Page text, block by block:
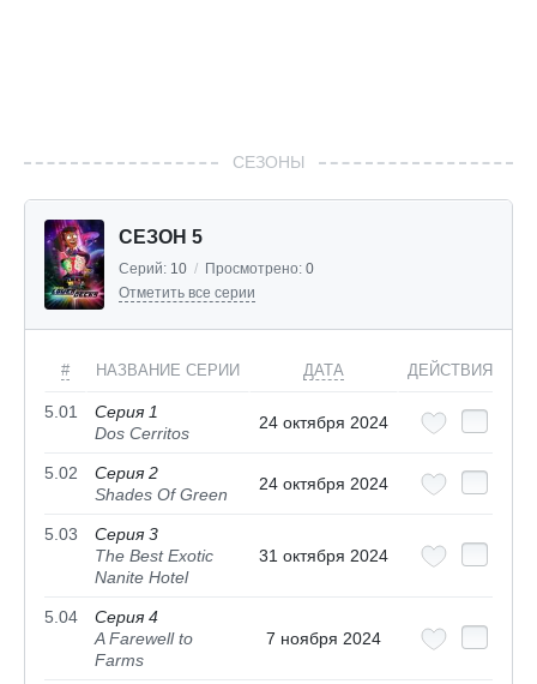
СЕЗОНЫ
СЕЗОН 5
Серий: 10 / Просмотрено: 0
Отметить все серии
# НАЗВАНИЕ СЕРИИ ДАТА ДЕЙСТВИЯ
5.01
Серия 1
Dos Cerritos
24 октября 2024
5.02
Серия 2
Shades Of Green
24 октября 2024
5.03
Серия 3
The Best Exotic
Nanite Hotel
31 октября 2024
5.04
Серия 4
A Farewell to
Farms
7 ноября 2024